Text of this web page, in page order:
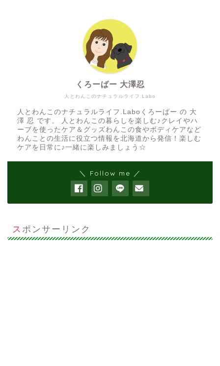
人とわんこのナチュラルライフ.Labo
くろーばー 大澤忍
人とわんこのナチュラルライフ.Laboくろーばー の 大
澤 忍 です。 人とわんこの暮らしを楽しむ♪クレイやハ
ーブを使ったケア＆グッズわんこの食やボディケアなど
わんことの生活に役立つ情報を北海道から発信！楽しむ
ケアを日常に♪一緒に楽しみましょう☆
＼ Follow me ／
スポンサーリンク